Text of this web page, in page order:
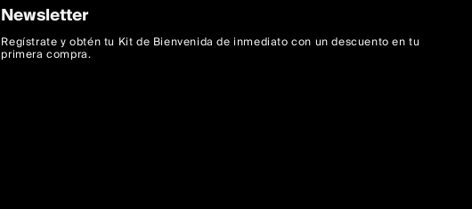
Newsletter
Regístrate y obtén tu Kit de Bienvenida de inmediato con un descuento en tu
primera compra.